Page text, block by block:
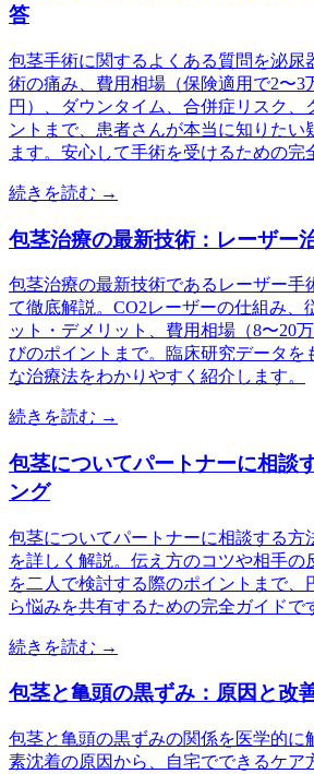
答
包茎手術に関するよくある質問を泌尿
術の痛み、費用相場（保険適用で2〜3
円）、ダウンタイム、合併症リスク、
ントまで、患者さんが本当に知りたい
ます。安心して手術を受けるための完
続きを読む →
包茎治療の最新技術：レーザー
包茎治療の最新技術であるレーザー手
て徹底解説。CO2レーザーの仕組み、
ット・デメリット、費用相場（8〜20
びのポイントまで。臨床研究データを
な治療法をわかりやすく紹介します。
続きを読む →
包茎についてパートナーに相談
ング
包茎についてパートナーに相談する方
を詳しく解説。伝え方のコツや相手の
を二人で検討する際のポイントまで、
ら悩みを共有するための完全ガイドで
続きを読む →
包茎と亀頭の黒ずみ：原因と改
包茎と亀頭の黒ずみの関係を医学的に
素沈着の原因から、自宅でできるケア